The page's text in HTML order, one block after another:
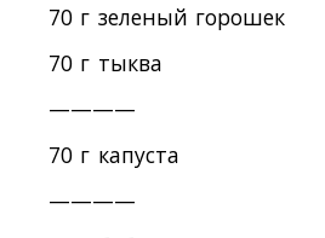
70 г зеленый горошек
70 г тыква
————
70 г капуста
————